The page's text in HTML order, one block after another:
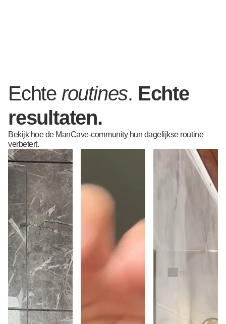
Echte routines. Echte
resultaten.
Bekijk hoe de ManCave-community hun dagelijkse routine
verbetert.